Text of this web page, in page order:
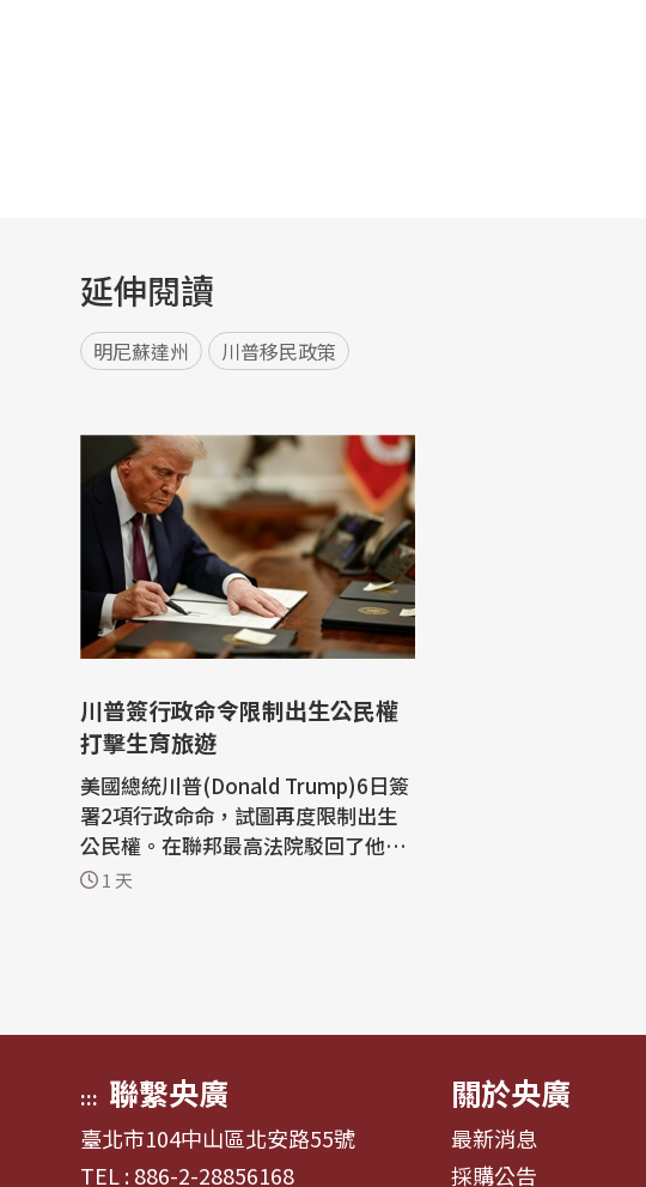
延伸閱讀
明尼蘇達州 川普移民政策
川普簽行政命令限制出生公民權
打擊生育旅遊
美國總統川普(Donald Trump)6日簽
署2項行政命命，試圖再度限制出生
公民權。在聯邦最高法院駁回了他先
前的嘗試後，川普又一次對這項美國
1 天
::: 聯繫央廣
臺北市104中山區北安路55號
TEL : 886-2-28856168
關於央廣
最新消息
採購公告